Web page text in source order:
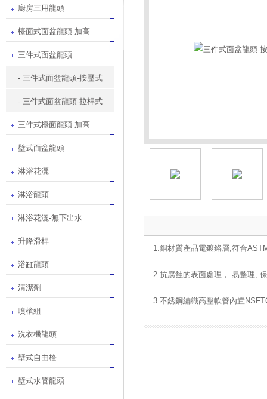
廚房三用龍頭
檯面式面盆龍頭-加高
三件式面盆龍頭
- 三件式面盆龍頭-按壓式
- 三件式面盆龍頭-拉桿式
三件式檯面龍頭-加高
壁式面盆龍頭
淋浴花灑
淋浴龍頭
淋浴花灑-無下出水
升降滑桿
浴缸龍頭
清潔劑
噴槍組
洗衣機龍頭
壁式自由栓
壁式水管龍頭
1.銅材質產品電鍍鉻層,符合
2.抗腐蝕的表面處理， 易整理,
3.不銹鋼編織高壓軟管內置